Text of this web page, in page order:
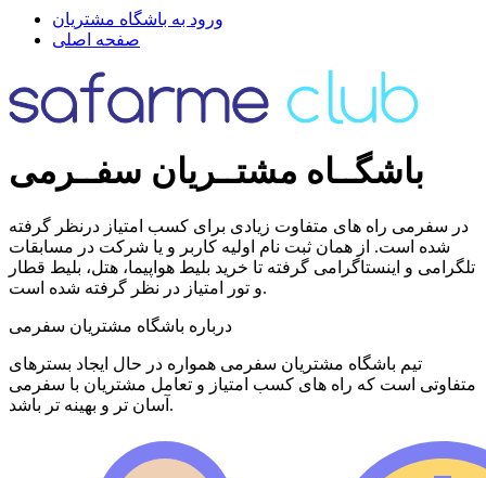
ورود به باشگاه مشتریان
صفحه اصلی
باشگــاه مشتــریان سفــرمی
در سفرمی راه های متفاوت زیادی برای کسب امتیاز درنظر گرفته
شده است. از همان ثبت نام اولیه کاربر و یا شرکت در مسابقات
تلگرامی و اینستاگرامی گرفته تا خرید بلیط هواپیما، هتل، بلیط قطار
و تور امتیاز در نظر گرفته شده است.
درباره باشگاه مشتریان سفرمی
تیم باشگاه مشتریان سفرمی همواره در حال ایجاد بسترهای
متفاوتی است که راه های کسب امتیاز و تعامل مشتریان با سفرمی
آسان تر و بهینه تر باشد.